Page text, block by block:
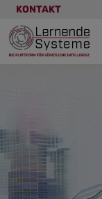
Zur
Navigation
springen
Zum
Hauptinhalt
springen
Zum
Footer
springen
KONTAKT